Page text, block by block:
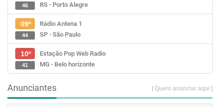
RS - Porto Alegre
46
09ª
Rádio Antena 1
SP - São Paulo
44
10ª
Estação Pop Web Radio
MG - Belo horizonte
41
Anunciantes [ Quero anunciar aqui ]